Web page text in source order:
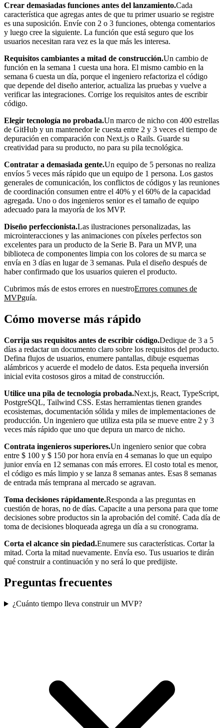
Crear demasiadas funciones antes del lanzamiento.Cada
característica que agregas antes de que tu primer usuario se registre
es una suposición. Envíe con 2 o 3 funciones, obtenga comentarios
y luego cree la siguiente. La función que está seguro que los
usuarios necesitan rara vez es la que más les interesa.
Requisitos cambiantes a mitad de construcción.Un cambio de
función en la semana 1 cuesta una hora. El mismo cambio en la
semana 6 cuesta un día, porque el ingeniero refactoriza el código
que depende del diseño anterior, actualiza las pruebas y vuelve a
verificar las integraciones. Corrige los requisitos antes de escribir
código.
Elegir tecnología no probada.Un marco de nicho con 400 estrellas
de GitHub y un mantenedor le cuesta entre 2 y 3 veces el tiempo de
depuración en comparación con Next.js o Rails. Guarde su
creatividad para su producto, no para su pila tecnológica.
Contratar a demasiada gente.Un equipo de 5 personas no realiza
envíos 5 veces más rápido que un equipo de 1 persona. Los gastos
generales de comunicación, los conflictos de códigos y las reuniones
de coordinación consumen entre el 40% y el 60% de la capacidad
agregada. Uno o dos ingenieros senior es el tamaño de equipo
adecuado para la mayoría de los MVP.
Diseño perfeccionista.Las ilustraciones personalizadas, las
microinteracciones y las animaciones con píxeles perfectos son
excelentes para un producto de la Serie B. Para un MVP, una
biblioteca de componentes limpia con los colores de su marca se
envía en 3 días en lugar de 3 semanas. Pula el diseño después de
haber confirmado que los usuarios quieren el producto.
Cubrimos más de estos errores en nuestroErrores comunes de
MVPguía.
Cómo moverse más rápido
Corrija sus requisitos antes de escribir código.Dedique de 3 a 5
días a redactar un documento claro sobre los requisitos del producto.
Defina flujos de usuarios, enumere pantallas, dibuje esquemas
alámbricos y acuerde el modelo de datos. Esta pequeña inversión
inicial evita costosos giros a mitad de construcción.
Utilice una pila de tecnología probada.Next.js, React, TypeScript,
PostgreSQL, Tailwind CSS. Estas herramientas tienen grandes
ecosistemas, documentación sólida y miles de implementaciones de
producción. Un ingeniero que utiliza esta pila se mueve entre 2 y 3
veces más rápido que uno que depura un marco de nicho.
Contrata ingenieros superiores.Un ingeniero senior que cobra
entre $ 100 y $ 150 por hora envía en 4 semanas lo que un equipo
junior envía en 12 semanas con más errores. El costo total es menor,
el código es más limpio y se lanza 8 semanas antes. Esas 8 semanas
de entrada más temprana al mercado se agravan.
Toma decisiones rápidamente.Responda a las preguntas en
cuestión de horas, no de días. Capacite a una persona para que tome
decisiones sobre productos sin la aprobación del comité. Cada día de
toma de decisiones bloqueada agrega un día a su cronograma.
Corta el alcance sin piedad.Enumere sus características. Cortar la
mitad. Corta la mitad nuevamente. Envía eso. Tus usuarios te dirán
qué construir a continuación y no será lo que predijiste.
Preguntas frecuentes
¿Cuánto tiempo lleva construir un MVP?